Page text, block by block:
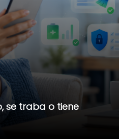
se traba o tiene